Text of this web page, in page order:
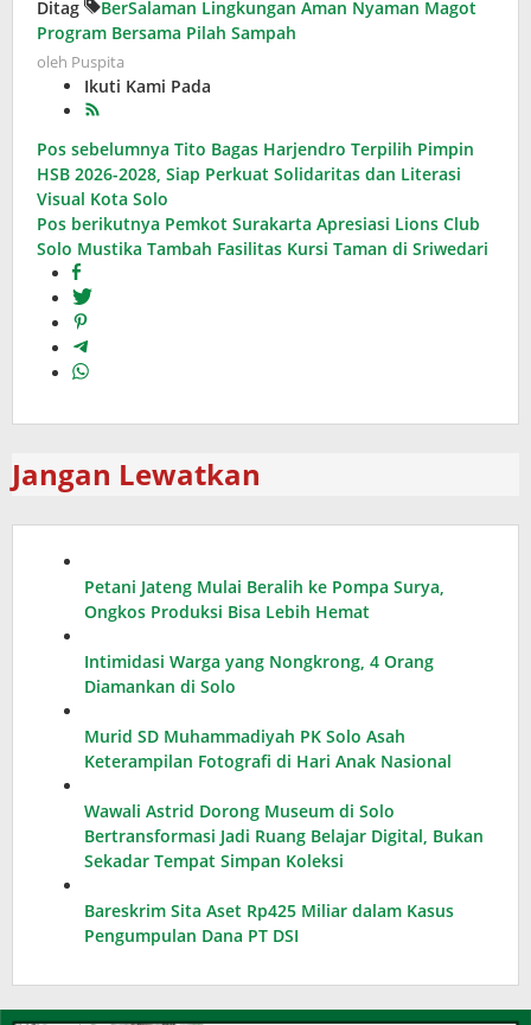
Ditag BerSalaman Lingkungan Aman Nyaman Magot
Program Bersama Pilah Sampah
oleh Puspita
Ikuti Kami Pada
Navigasi
pos
Pos sebelumnya Tito Bagas Harjendro Terpilih Pimpin
HSB 2026-2028, Siap Perkuat Solidaritas dan Literasi
Visual Kota Solo
Pos berikutnya Pemkot Surakarta Apresiasi Lions Club
Solo Mustika Tambah Fasilitas Kursi Taman di Sriwedari
Jangan Lewatkan
Petani Jateng Mulai Beralih ke Pompa Surya,
Ongkos Produksi Bisa Lebih Hemat
Intimidasi Warga yang Nongkrong, 4 Orang
Diamankan di Solo
Murid SD Muhammadiyah PK Solo Asah
Keterampilan Fotografi di Hari Anak Nasional
Wawali Astrid Dorong Museum di Solo
Bertransformasi Jadi Ruang Belajar Digital, Bukan
Sekadar Tempat Simpan Koleksi
Bareskrim Sita Aset Rp425 Miliar dalam Kasus
Pengumpulan Dana PT DSI